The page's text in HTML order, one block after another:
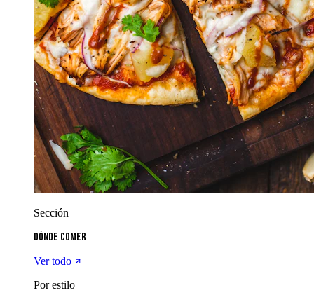
Sección
Dónde comer
Ver todo
Por estilo